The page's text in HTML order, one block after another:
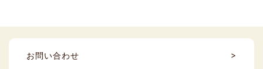
お問い合わせ